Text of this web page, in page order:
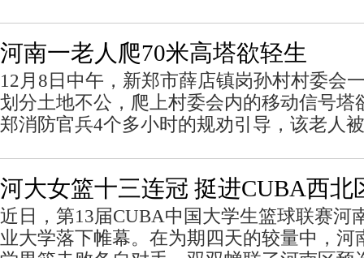
河南一老人爬70米高塔欲轻生
12月8日中午，新郑市薛店镇岗孙村村委会
划分土地不公，爬上村委会内的移动信号塔
郑消防官兵4个多小时的规劝引导，该老人
河大女篮十三连冠 挺进CUBA西北
近日，第13届CUBA中国大学生篮球联赛河
业大学落下帷幕。在为期四天的较量中，河